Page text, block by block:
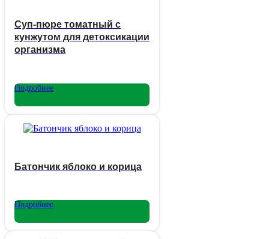
Суп-пюре томатный с
кунжутом для детоксикации
организма
Подробнее
Батончик яблоко и корица
Подробнее